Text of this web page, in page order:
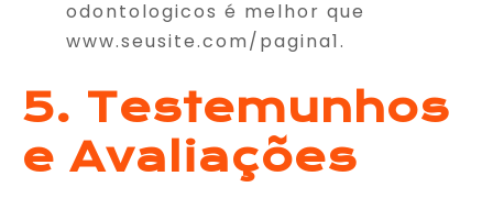
odontologicos é melhor que
www.seusite.com/pagina1.
5. Testemunhos
e Avaliações